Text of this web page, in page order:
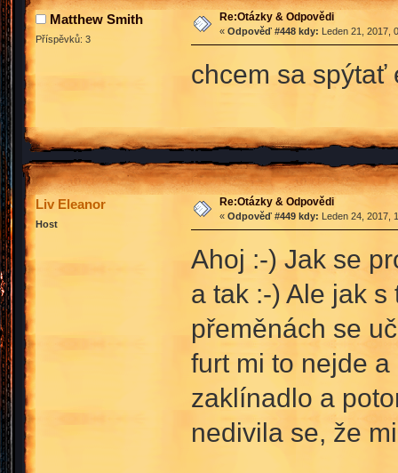
Matthew Smith
Příspěvků: 3
Re:Otázky & Odpovědi
« Odpověď #448 kdy: Leden 21, 2017,
chcem sa spýtať
Liv Eleanor
Host
Re:Otázky & Odpovědi
« Odpověď #449 kdy: Leden 24, 2017,
Ahoj :-) Jak se
a tak :-) Ale jak
přeměnách se
furt mi to nejde
zaklínadlo a
nedivila se, že